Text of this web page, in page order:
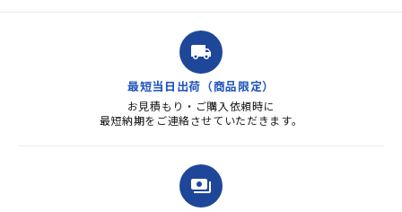
ました。商品到着も早く、品
質・使いやすさで満足していま
す。また、リピートするときは
よろしくお...
local_shipping
最短当日出荷（商品限定）
お見積もり・ご購入依頼時に
最短納期をご連絡させていただきます。
payments